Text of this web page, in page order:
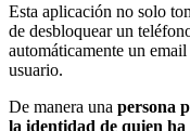
Esta aplicación no solo
de desbloquear un
automáticamente un
usuario.
De manera una persona
la identidad de quien